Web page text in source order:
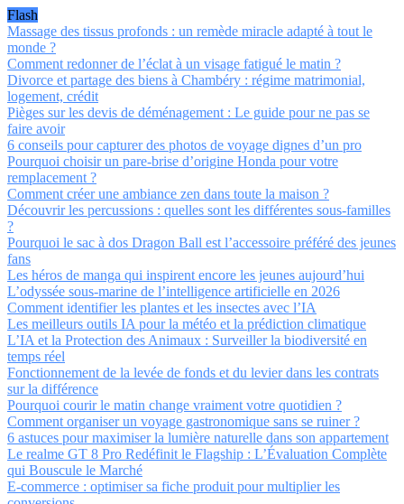
Flash
Massage des tissus profonds : un remède miracle adapté à tout le
monde ?
Comment redonner de l’éclat à un visage fatigué le matin ?
Divorce et partage des biens à Chambéry : régime matrimonial,
logement, crédit
Pièges sur les devis de déménagement : Le guide pour ne pas se
faire avoir
6 conseils pour capturer des photos de voyage dignes d’un pro
Pourquoi choisir un pare-brise d’origine Honda pour votre
remplacement ?
Comment créer une ambiance zen dans toute la maison ?
Découvrir les percussions : quelles sont les différentes sous-familles
?
Pourquoi le sac à dos Dragon Ball est l’accessoire préféré des jeunes
fans
Les héros de manga qui inspirent encore les jeunes aujourd’hui
L’odyssée sous-marine de l’intelligence artificielle en 2026
Comment identifier les plantes et les insectes avec l’IA
Les meilleurs outils IA pour la météo et la prédiction climatique
L’IA et la Protection des Animaux : Surveiller la biodiversité en
temps réel
Fonctionnement de la levée de fonds et du levier dans les contrats
sur la différence
Pourquoi courir le matin change vraiment votre quotidien ?
Comment organiser un voyage gastronomique sans se ruiner ?
6 astuces pour maximiser la lumière naturelle dans son appartement
Le realme GT 8 Pro Redéfinit le Flagship : L’Évaluation Complète
qui Bouscule le Marché
E-commerce : optimiser sa fiche produit pour multiplier les